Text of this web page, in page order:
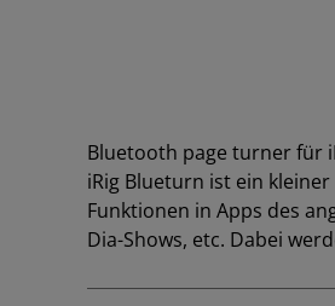
Bluetooth page turner für
iRig Blueturn ist ein
Funktionen in Apps des
Dia-Shows, etc. Dabei